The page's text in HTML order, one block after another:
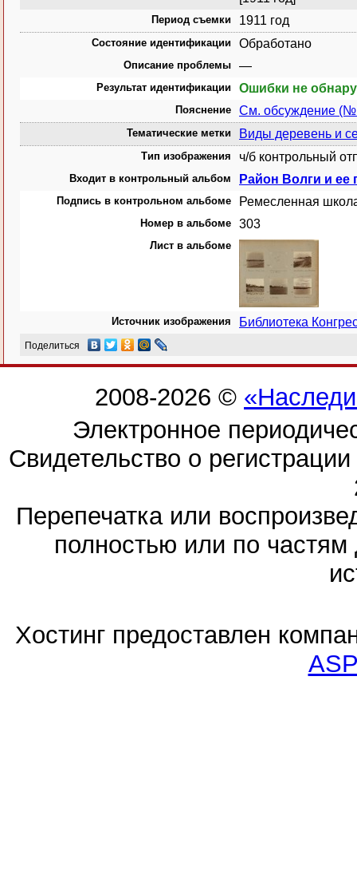
Период съемки 1911 год
Состояние идентификации Обработано
Описание проблемы —
Результат идентификации Ошибки не
Пояснение См. обсуждение
Тематические метки Виды деревень и
Тип изображения ч/б контрольный
Входит в контрольный альбом Район Волги и ее
Подпись в контрольном альбоме Ремесленная
Номер в альбоме 303
Лист в альбоме
Источник изображения Библиотека
Поделиться
2008-2026 ©
Электронное
Свидетельство о
Перепечатка или
полностью или по частям
Хостинг предоставлен